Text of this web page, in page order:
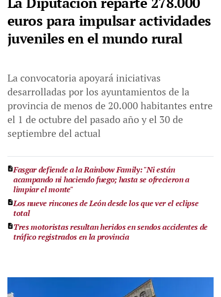
euros para impulsar actividades
juveniles en el mundo rural
La convocatoria apoyará iniciativas
desarrolladas por los ayuntamientos de la
provincia de menos de 20.000 habitantes entre
el 1 de octubre del pasado año y el 30 de
septiembre del actual
Fasgar defiende a la Rainbow Family: "Ni están
acampando ni haciendo fuego; hasta se ofrecieron a
limpiar el monte"
Los nueve rincones de León desde los que ver el eclipse
total
Tres motoristas resultan heridos en sendos accidentes de
tráfico registrados en la provincia